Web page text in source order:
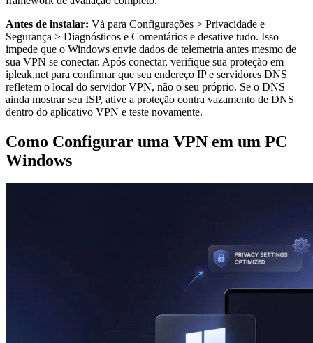
Antes de instalar: Vá para Configurações > Privacidade e
Segurança > Diagnósticos e Comentários e desative tudo. Isso
impede que o Windows envie dados de telemetria antes mesmo de
sua VPN se conectar. Após conectar, verifique sua proteção em
ipleak.net para confirmar que seu endereço IP e servidores DNS
refletem o local do servidor VPN, não o seu próprio. Se o DNS
ainda mostrar seu ISP, ative a proteção contra vazamento de DNS
dentro do aplicativo VPN e teste novamente.
Como Configurar uma VPN em um PC
Windows